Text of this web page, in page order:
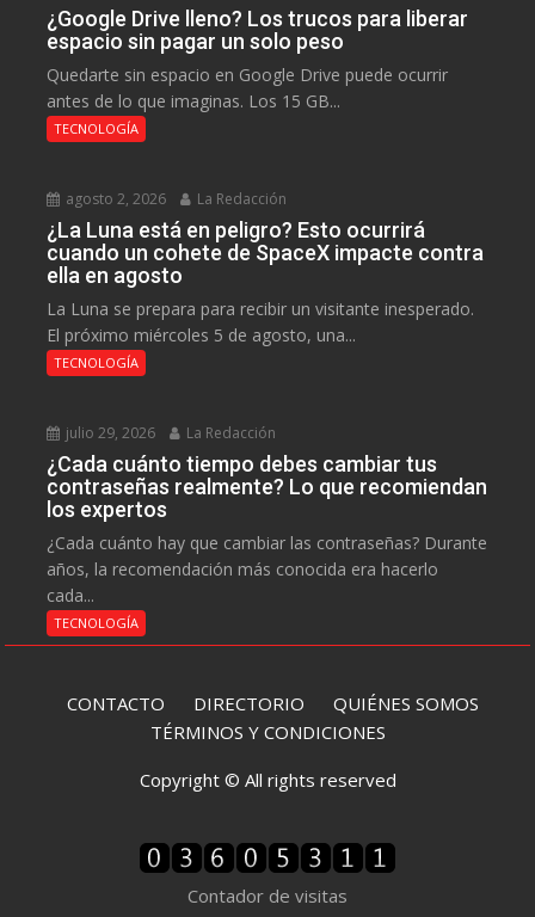
¿Google Drive lleno? Los trucos para liberar
espacio sin pagar un solo peso
Quedarte sin espacio en Google Drive puede ocurrir
antes de lo que imaginas. Los 15 GB...
TECNOLOGÍA
agosto 2, 2026 La Redacción
¿La Luna está en peligro? Esto ocurrirá
cuando un cohete de SpaceX impacte contra
ella en agosto
La Luna se prepara para recibir un visitante inesperado.
El próximo miércoles 5 de agosto, una...
TECNOLOGÍA
julio 29, 2026 La Redacción
¿Cada cuánto tiempo debes cambiar tus
contraseñas realmente? Lo que recomiendan
los expertos
¿Cada cuánto hay que cambiar las contraseñas? Durante
años, la recomendación más conocida era hacerlo
cada...
TECNOLOGÍA
CONTACTO DIRECTORIO QUIÉNES SOMOS
TÉRMINOS Y CONDICIONES
Copyright © All rights reserved
Contador de visitas